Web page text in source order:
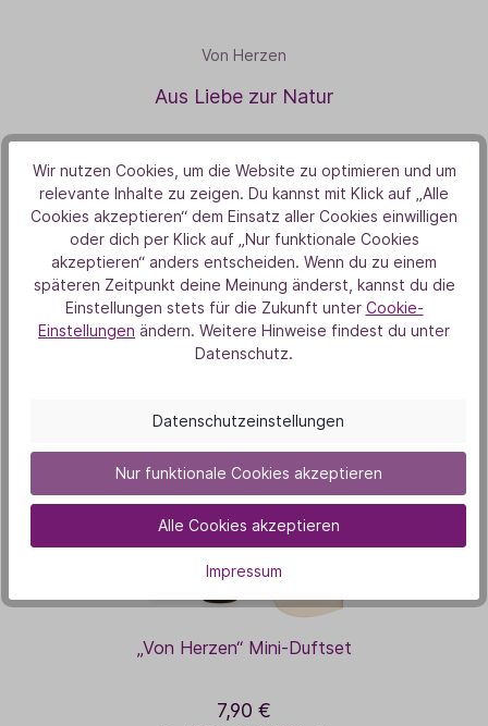
Von Herzen
Aus Liebe zur Natur
Unsere Duft-Highlights
Das könnte dich auch
interessieren
Bestseller
„Von Herzen“ Mini-Duftset
7,90 €
Wir nutzen Cookies, um die Website zu optimieren und um
relevante Inhalte zu zeigen. Du kannst mit Klick auf „Alle
Cookies akzeptieren“ dem Einsatz aller Cookies einwilligen
oder dich per Klick auf „Nur funktionale Cookies
akzeptieren“ anders entscheiden. Wenn du zu einem
späteren Zeitpunkt deine Meinung änderst, kannst du die
Einstellungen stets für die Zukunft unter Cookie-
Einstellungen ändern. Weitere Hinweise findest du unter
Datenschutz.
Datenschutzeinstellungen
Nur funktionale Cookies akzeptieren
Alle Cookies akzeptieren
Impressum